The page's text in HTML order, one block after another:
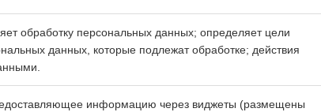
обработку персональных данных; определяет цели
данных, которые подлежат обработке; действия
информацию через виджеты (размещены